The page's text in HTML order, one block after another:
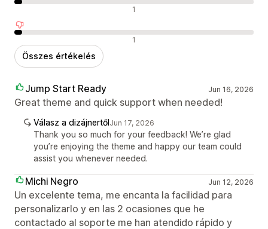
Semleges értékelések 1
Negatív értékelések 1
Összes értékelés
Jump Start Ready Jun 16, 2026
Great theme and quick support when needed!
Válasz a dizájnertőlJun 17, 2026
Thank you so much for your feedback! We’re glad
you’re enjoying the theme and happy our team could
assist you whenever needed.
Michi Negro Jun 12, 2026
Un excelente tema, me encanta la facilidad para
personalizarlo y en las 2 ocasiones que he
contactado al soporte me han atendido rápido y